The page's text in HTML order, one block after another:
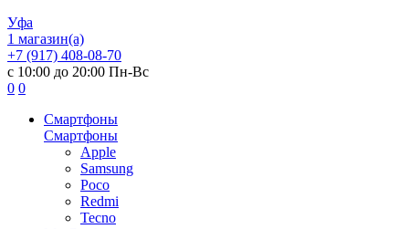
Уфа
1 магазин(а)
+7 (917) 408-08-70
с 10:00 до 20:00 Пн-Вс
0 0
Смартфоны
Смартфоны
Apple
Samsung
Poco
Redmi
Tecno